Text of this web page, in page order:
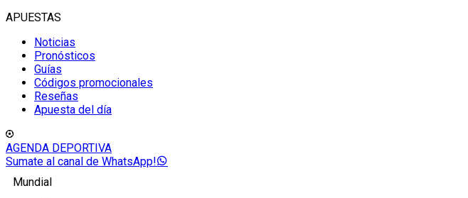
APUESTAS
Noticias
Pronósticos
Guías
Códigos promocionales
Reseñas
Apuesta del día
AGENDA DEPORTIVA
Sumate al canal de WhatsApp!
Mundial